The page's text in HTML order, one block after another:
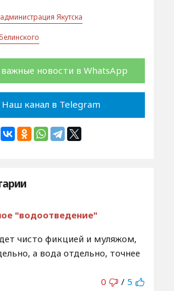
Якутска
новости в WhatsApp
Наш канал в Telegram
"водоотведение"
чисто фикцией и муляжом,
а вода отдельно, точнее
0
/ 5